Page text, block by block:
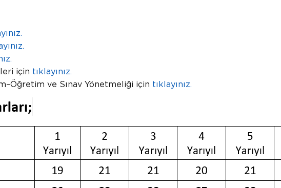
için tıklayınız.
ve Sınav Yönetmeliği için tıklayınız.